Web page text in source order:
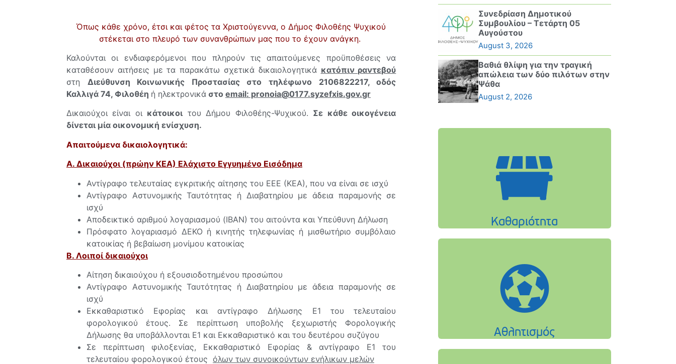
Όπως κάθε χρόνο, έτσι και φέτος τα Χριστούγεννα, ο Δήμος Φιλοθέης Ψυχικού
στέκεται στο πλευρό των συνανθρώπων μας που το έχουν ανάγκη.
Καλούνται οι ενδιαφερόμενοι που πληρούν τις απαιτούμενες προϋποθέσεις να
καταθέσουν αιτήσεις με τα παρακάτω σχετικά δικαιολογητικά κατόπιν ραντεβού
στη Διεύθυνση Κοινωνικής Προστασίας στο τηλέφωνο 2106822217, οδός
Καλλιγά 74, Φιλοθέη ή ηλεκτρονικά στο email: pronoia@0177.syzefxis.gov.gr
Δικαιούχοι είναι οι κάτοικοι του Δήμου Φιλοθέης-Ψυχικού. Σε κάθε οικογένεια
δίνεται μία οικονομική ενίσχυση.
Απαιτούμενα δικαιολογητικά:
Α. Δικαιούχοι (πρώην ΚΕΑ) Ελάχιστο Εγγυημένο Εισόδημα
Αντίγραφο τελευταίας εγκριτικής αίτησης του ΕΕΕ (ΚΕΑ), που να είναι σε ισχύ
Αντίγραφο Αστυνομικής Ταυτότητας ή Διαβατηρίου με άδεια παραμονής σε
ισχύ
Αποδεικτικό αριθμού λογαριασμού (ΙΒΑΝ) του αιτούντα και Υπεύθυνη Δήλωση
Πρόσφατο λογαριασμό ΔΕΚΟ ή κινητής τηλεφωνίας ή μισθωτήριο συμβόλαιο
κατοικίας ή βεβαίωση μονίμου κατοικίας
Β. Λοιποί δικαιούχοι
Αίτηση δικαιούχου ή εξουσιοδοτημένου προσώπου
Αντίγραφο Αστυνομικής Ταυτότητας ή Διαβατηρίου με άδεια παραμονής σε
ισχύ
Εκκαθαριστικό Εφορίας και αντίγραφο Δήλωσης Ε1 του τελευταίου
φορολογικού έτους. Σε περίπτωση υποβολής ξεχωριστής Φορολογικής
Δήλωσης θα υποβάλλονται Ε1 και Εκκαθαριστικό και του δευτέρου συζύγου
Σε περίπτωση φιλοξενίας, Εκκαθαριστικό Εφορίας & αντίγραφο Ε1 του
τελευταίου φορολογικού έτους όλων των συνοικούντων ενήλικων μελών
Συνεδρίαση Δημοτικού
Συμβουλίου – Τετάρτη 05
Αυγούστου
August 3, 2026
Βαθιά θλίψη για την τραγική
απώλεια των δύο πιλότων στην
Ψάθα
August 2, 2026